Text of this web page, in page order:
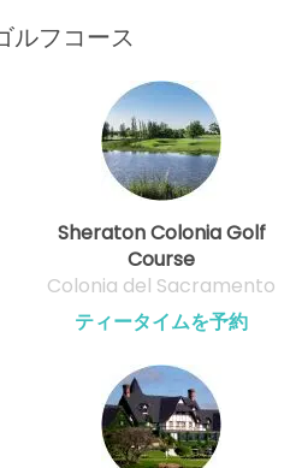
ルフコース
Sheraton Colonia Golf
Course
Colonia del Sacramento
ティータイムを予約